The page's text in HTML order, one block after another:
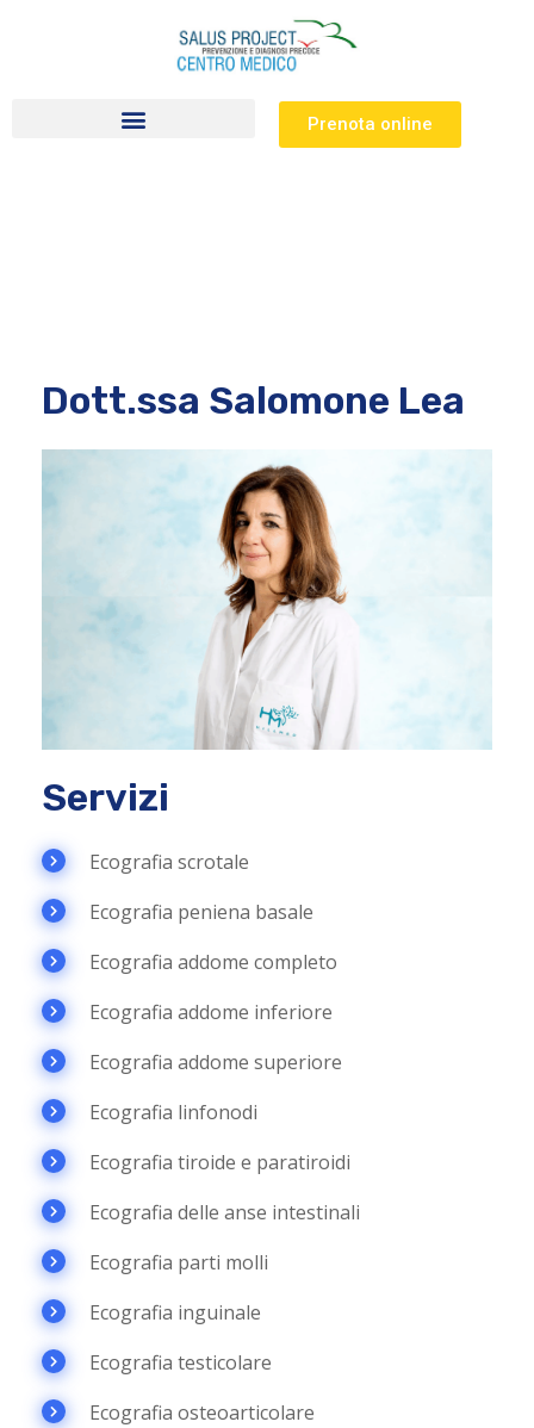
Prenota online
Dott.ssa Salomone Lea
Servizi
Ecografia scrotale
Ecografia peniena basale
Ecografia addome completo
Ecografia addome inferiore
Ecografia addome superiore
Ecografia linfonodi
Ecografia tiroide e paratiroidi
Ecografia delle anse intestinali
Ecografia parti molli
Ecografia inguinale
Ecografia testicolare
Ecografia osteoarticolare